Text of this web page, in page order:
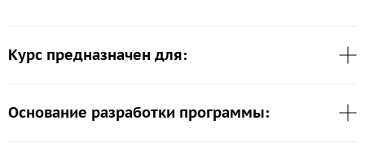
Курс предназначен для:
Основание разработки программы: